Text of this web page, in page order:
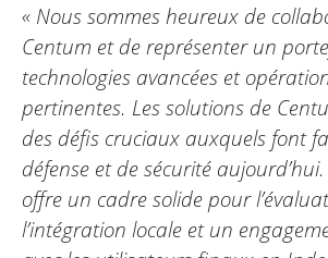
« Nous sommes heureux de
Centum et de représenter un
technologies avancées et
pertinentes. Les solutions de
des défis cruciaux auxquels font
défense et de sécurité
offre un cadre solide pour
l’intégration locale et un